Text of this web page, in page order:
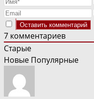
7 комментариев
Старые
Новые Популярные